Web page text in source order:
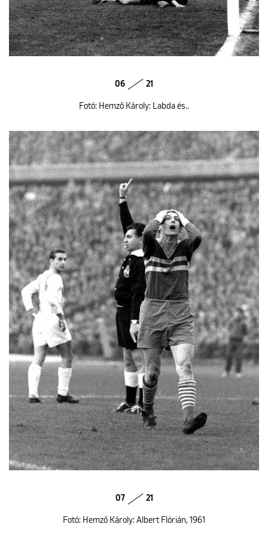
06 21
Fotó: Hemző Károly: Labda és..
07 21
Fotó: Hemző Károly: Albert Flórián, 1961